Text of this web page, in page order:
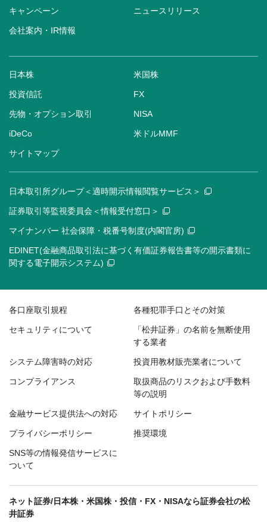
キャンペーン ニュースリリース
会社案内・IR情報
日本株 米国株
投資信託 FX
先物・オプション取引 NISA
iDeCo 米ドルMMF
サイトマップ
日本取引所グループ＜適時開示情報閲覧サービス＞
証券取引等監視委員会＜情報受付窓口＞
マイナンバー 社会保障・税番号制度(内閣官房)
EDINET(金融商品取引法に基づく有価証券報告書等の開示書類に
関する電子開示システム)
各口座取引規程 各種犯罪手口とその対策
セキュリティについて
「松井証券」の名前を無断使用
する業者
システム障害時の対応 投資用教材販売業者について
コンプライアンス
取扱商品のリスクおよび手数料
等の説明
金融サービス提供法への対応 サイトポリシー
プライバシーポリシー 推奨環境
SNS等の情報発信サービスに
ついて
ネット証券/日本株・米国株・投信・FX・NISAなら証券会社の松
井証券